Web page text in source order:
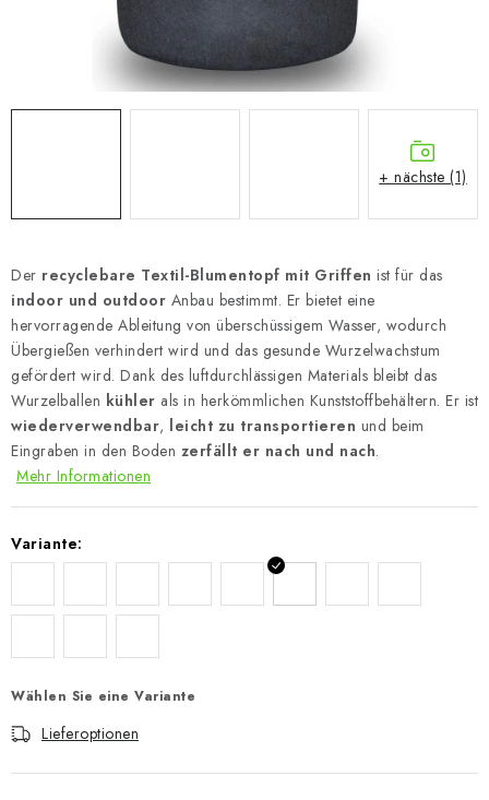
Der recyclebare Textil-Blumentopf mit Griffen ist für das
indoor und outdoor Anbau bestimmt. Er bietet eine
hervorragende Ableitung von überschüssigem Wasser, wodurch
Übergießen verhindert wird und das gesunde Wurzelwachstum
gefördert wird. Dank des luftdurchlässigen Materials bleibt das
Wurzelballen kühler als in herkömmlichen Kunststoffbehältern. Er ist
wiederverwendbar, leicht zu transportieren und beim
Eingraben in den Boden zerfällt er nach und nach.
Mehr Informationen
Variante:
Wählen Sie eine Variante
Lieferoptionen
+ nächste (1)